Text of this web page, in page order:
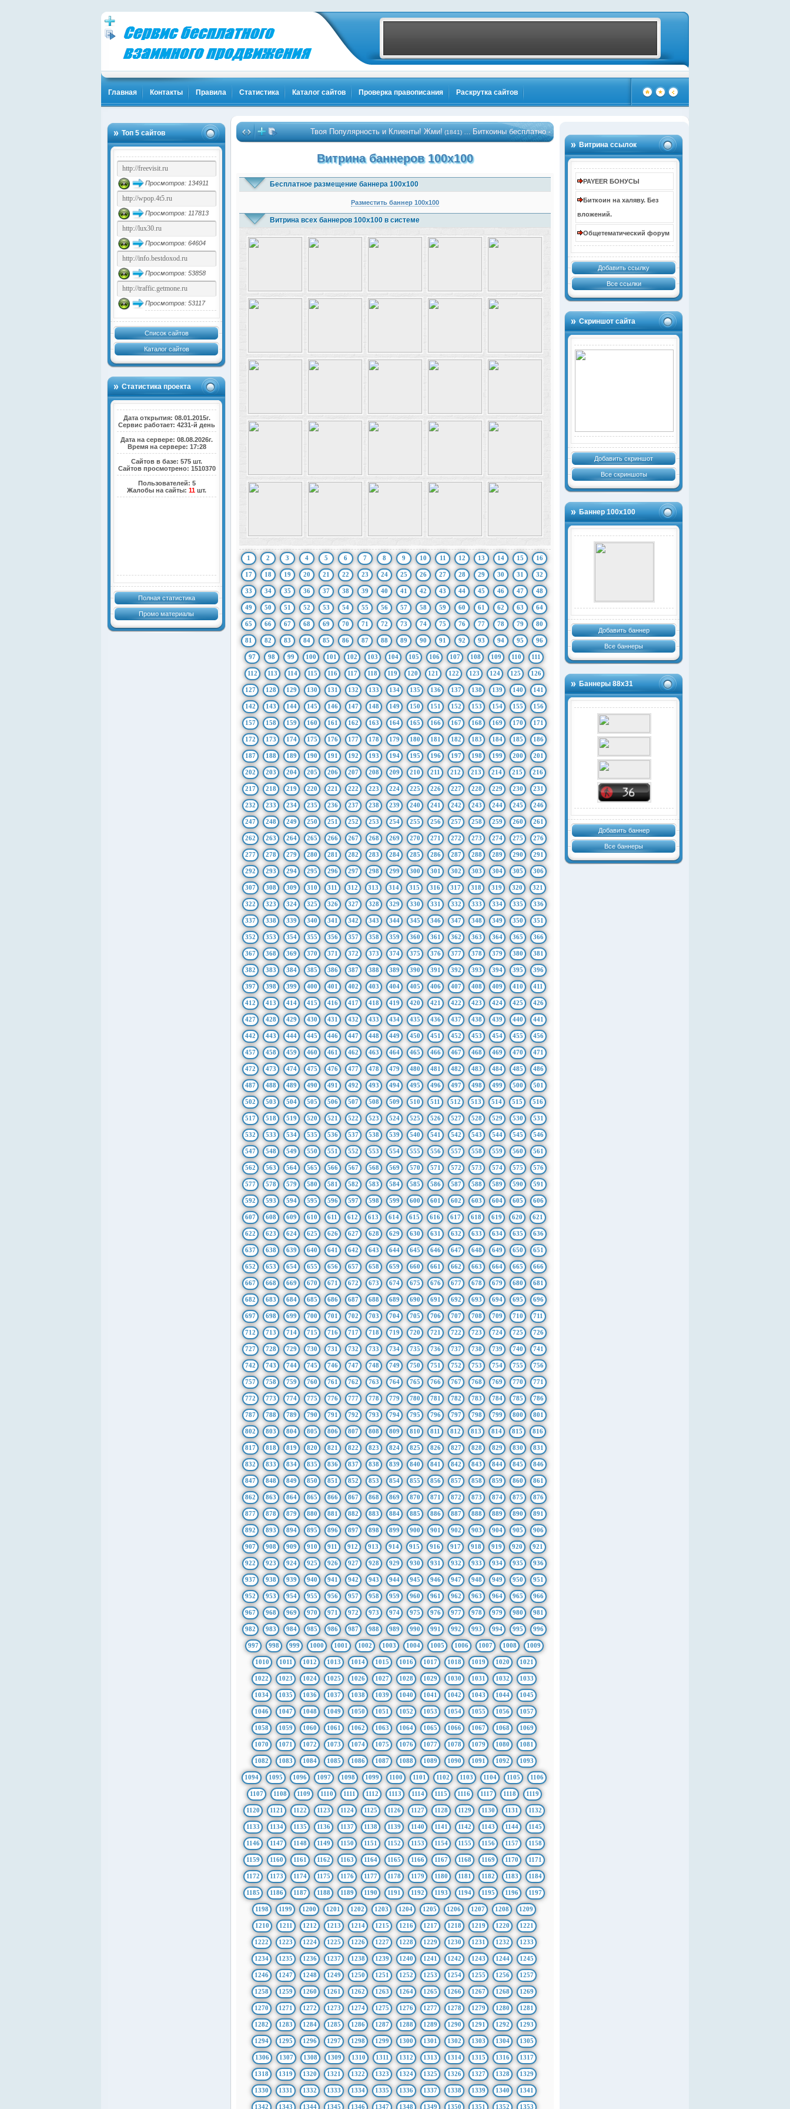
Главная Контакты Правила Статистика Каталог сайтов Проверка правописания Раскрутка сайтов
Топ 5 сайтов
Просмотров: 134911
Просмотров: 117813
Просмотров: 64604
Просмотров: 53858
Просмотров: 53117
Список сайтов
Каталог сайтов
Статистика проекта
Дата открытия: 08.01.2015г.
Сервис работает: 4231-й день
Дата на сервере: 08.08.2026г.
Время на сервере: 17:28
Сайтов в базе: 575 шт.
Сайтов просмотрено: 1510370
Пользователей: 5
Жалобы на сайты:11 шт.
Полная статистика
Промо материалы
Витрина ссылок
PAYEER БОНУСЫ
Биткоин на халяву. Без
вложений.
Общетематический форум
Добавить ссылку
Все ссылки
Скриншот сайта
Добавить скриншот
Все скриншоты
Баннер 100х100
Добавить баннер
Все баннеры
Баннеры 88х31
Добавить баннер
Все баннеры
Твоя Популярность и Клиенты! Жми!(1841)…Биткоины бесплатно - Жми!(4106)
Витрина баннеров 100x100
Бесплатное размещение баннера 100x100
Разместить баннер 100x100
Витрина всех баннеров 100x100 в системе
1 2 3 4 5 6 7 8 9 10 11 12 13 14 15 16
17 18 19 20 21 22 23 24 25 26 27 28 29 30 31 32
33 34 35 36 37 38 39 40 41 42 43 44 45 46 47 48
49 50 51 52 53 54 55 56 57 58 59 60 61 62 63 64
65 66 67 68 69 70 71 72 73 74 75 76 77 78 79 80
81 82 83 84 85 86 87 88 89 90 91 92 93 94 95 96
97 98 99 100 101 102 103 104 105 106 107 108 109 110 111
112 113 114 115 116 117 118 119 120 121 122 123 124 125 126
127 128 129 130 131 132 133 134 135 136 137 138 139 140 141
142 143 144 145 146 147 148 149 150 151 152 153 154 155 156
157 158 159 160 161 162 163 164 165 166 167 168 169 170 171
172 173 174 175 176 177 178 179 180 181 182 183 184 185 186
187 188 189 190 191 192 193 194 195 196 197 198 199 200 201
202 203 204 205 206 207 208 209 210 211 212 213 214 215 216
217 218 219 220 221 222 223 224 225 226 227 228 229 230 231
232 233 234 235 236 237 238 239 240 241 242 243 244 245 246
247 248 249 250 251 252 253 254 255 256 257 258 259 260 261
262 263 264 265 266 267 268 269 270 271 272 273 274 275 276
277 278 279 280 281 282 283 284 285 286 287 288 289 290 291
292 293 294 295 296 297 298 299 300 301 302 303 304 305 306
307 308 309 310 311 312 313 314 315 316 317 318 319 320 321
322 323 324 325 326 327 328 329 330 331 332 333 334 335 336
337 338 339 340 341 342 343 344 345 346 347 348 349 350 351
352 353 354 355 356 357 358 359 360 361 362 363 364 365 366
367 368 369 370 371 372 373 374 375 376 377 378 379 380 381
382 383 384 385 386 387 388 389 390 391 392 393 394 395 396
397 398 399 400 401 402 403 404 405 406 407 408 409 410 411
412 413 414 415 416 417 418 419 420 421 422 423 424 425 426
427 428 429 430 431 432 433 434 435 436 437 438 439 440 441
442 443 444 445 446 447 448 449 450 451 452 453 454 455 456
457 458 459 460 461 462 463 464 465 466 467 468 469 470 471
472 473 474 475 476 477 478 479 480 481 482 483 484 485 486
487 488 489 490 491 492 493 494 495 496 497 498 499 500 501
502 503 504 505 506 507 508 509 510 511 512 513 514 515 516
517 518 519 520 521 522 523 524 525 526 527 528 529 530 531
532 533 534 535 536 537 538 539 540 541 542 543 544 545 546
547 548 549 550 551 552 553 554 555 556 557 558 559 560 561
562 563 564 565 566 567 568 569 570 571 572 573 574 575 576
577 578 579 580 581 582 583 584 585 586 587 588 589 590 591
592 593 594 595 596 597 598 599 600 601 602 603 604 605 606
607 608 609 610 611 612 613 614 615 616 617 618 619 620 621
622 623 624 625 626 627 628 629 630 631 632 633 634 635 636
637 638 639 640 641 642 643 644 645 646 647 648 649 650 651
652 653 654 655 656 657 658 659 660 661 662 663 664 665 666
667 668 669 670 671 672 673 674 675 676 677 678 679 680 681
682 683 684 685 686 687 688 689 690 691 692 693 694 695 696
697 698 699 700 701 702 703 704 705 706 707 708 709 710 711
712 713 714 715 716 717 718 719 720 721 722 723 724 725 726
727 728 729 730 731 732 733 734 735 736 737 738 739 740 741
742 743 744 745 746 747 748 749 750 751 752 753 754 755 756
757 758 759 760 761 762 763 764 765 766 767 768 769 770 771
772 773 774 775 776 777 778 779 780 781 782 783 784 785 786
787 788 789 790 791 792 793 794 795 796 797 798 799 800 801
802 803 804 805 806 807 808 809 810 811 812 813 814 815 816
817 818 819 820 821 822 823 824 825 826 827 828 829 830 831
832 833 834 835 836 837 838 839 840 841 842 843 844 845 846
847 848 849 850 851 852 853 854 855 856 857 858 859 860 861
862 863 864 865 866 867 868 869 870 871 872 873 874 875 876
877 878 879 880 881 882 883 884 885 886 887 888 889 890 891
892 893 894 895 896 897 898 899 900 901 902 903 904 905 906
907 908 909 910 911 912 913 914 915 916 917 918 919 920 921
922 923 924 925 926 927 928 929 930 931 932 933 934 935 936
937 938 939 940 941 942 943 944 945 946 947 948 949 950 951
952 953 954 955 956 957 958 959 960 961 962 963 964 965 966
967 968 969 970 971 972 973 974 975 976 977 978 979 980 981
982 983 984 985 986 987 988 989 990 991 992 993 994 995 996
997 998 999 1000 1001 1002 1003 1004 1005 1006 1007 1008 1009
1010 1011 1012 1013 1014 1015 1016 1017 1018 1019 1020 1021
1022 1023 1024 1025 1026 1027 1028 1029 1030 1031 1032 1033
1034 1035 1036 1037 1038 1039 1040 1041 1042 1043 1044 1045
1046 1047 1048 1049 1050 1051 1052 1053 1054 1055 1056 1057
1058 1059 1060 1061 1062 1063 1064 1065 1066 1067 1068 1069
1070 1071 1072 1073 1074 1075 1076 1077 1078 1079 1080 1081
1082 1083 1084 1085 1086 1087 1088 1089 1090 1091 1092 1093
1094 1095 1096 1097 1098 1099 1100 1101 1102 1103 1104 1105 1106
1107 1108 1109 1110 1111 1112 1113 1114 1115 1116 1117 1118 1119
1120 1121 1122 1123 1124 1125 1126 1127 1128 1129 1130 1131 1132
1133 1134 1135 1136 1137 1138 1139 1140 1141 1142 1143 1144 1145
1146 1147 1148 1149 1150 1151 1152 1153 1154 1155 1156 1157 1158
1159 1160 1161 1162 1163 1164 1165 1166 1167 1168 1169 1170 1171
1172 1173 1174 1175 1176 1177 1178 1179 1180 1181 1182 1183 1184
1185 1186 1187 1188 1189 1190 1191 1192 1193 1194 1195 1196 1197
1198 1199 1200 1201 1202 1203 1204 1205 1206 1207 1208 1209
1210 1211 1212 1213 1214 1215 1216 1217 1218 1219 1220 1221
1222 1223 1224 1225 1226 1227 1228 1229 1230 1231 1232 1233
1234 1235 1236 1237 1238 1239 1240 1241 1242 1243 1244 1245
1246 1247 1248 1249 1250 1251 1252 1253 1254 1255 1256 1257
1258 1259 1260 1261 1262 1263 1264 1265 1266 1267 1268 1269
1270 1271 1272 1273 1274 1275 1276 1277 1278 1279 1280 1281
1282 1283 1284 1285 1286 1287 1288 1289 1290 1291 1292 1293
1294 1295 1296 1297 1298 1299 1300 1301 1302 1303 1304 1305
1306 1307 1308 1309 1310 1311 1312 1313 1314 1315 1316 1317
1318 1319 1320 1321 1322 1323 1324 1325 1326 1327 1328 1329
1330 1331 1332 1333 1334 1335 1336 1337 1338 1339 1340 1341
1342 1343 1344 1345 1346 1347 1348 1349 1350 1351 1352 1353